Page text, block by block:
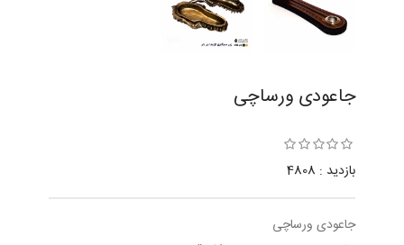
جاعودی ورساچی
بازدید : 4808
جاعودی ورساچی